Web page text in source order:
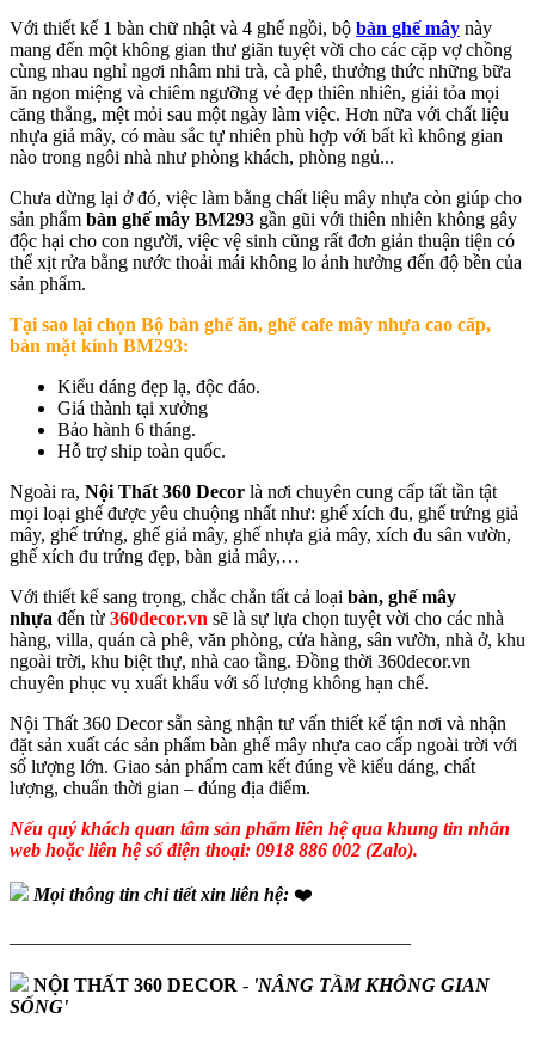
Với thiết kế 1 bàn chữ nhật và 4 ghế ngồi, bộ bàn ghế mây này
mang đến một không gian thư giãn tuyệt vời cho các cặp vợ chồng
cùng nhau nghỉ ngơi nhâm nhi trà, cà phê, thưởng thức những bữa
ăn ngon miệng và chiêm ngưỡng vẻ đẹp thiên nhiên, giải tỏa mọi
căng thẳng, mệt mỏi sau một ngày làm việc. Hơn nữa với chất liệu
nhựa giả mây, có màu sắc tự nhiên phù hợp với bất kì không gian
nào trong ngôi nhà như phòng khách, phòng ngủ...
Chưa dừng lại ở đó, việc làm bằng chất liệu mây nhựa còn giúp cho
sản phẩm bàn ghế mây BM293 gần gũi với thiên nhiên không gây
độc hại cho con người, việc vệ sinh cũng rất đơn giản thuận tiện có
thể xịt rửa bằng nước thoải mái không lo ảnh hưởng đến độ bền của
sản phẩm.
Tại sao lại chọn Bộ bàn ghế ăn, ghế cafe mây nhựa cao cấp,
bàn mặt kính BM293:
Kiểu dáng đẹp lạ, độc đáo.
Giá thành tại xưởng
Bảo hành 6 tháng.
Hỗ trợ ship toàn quốc.
Ngoài ra, Nội Thất 360 Decor là nơi chuyên cung cấp tất tần tật
mọi loại ghế được yêu chuộng nhất như: ghế xích đu, ghế trứng giả
mây, ghế trứng, ghế giả mây, ghế nhựa giả mây, xích đu sân vườn,
ghế xích đu trứng đẹp, bàn giả mây,…
Với thiết kế sang trọng, chắc chắn tất cả loại bàn, ghế mây
nhựa đến từ 360decor.vn sẽ là sự lựa chọn tuyệt vời cho các nhà
hàng, villa, quán cà phê, văn phòng, cửa hàng, sân vườn, nhà ở, khu
ngoài trời, khu biệt thự, nhà cao tầng. Đồng thời 360decor.vn
chuyên phục vụ xuất khẩu với số lượng không hạn chế.
Nội Thất 360 Decor sẵn sàng nhận tư vấn thiết kế tận nơi và nhận
đặt sản xuất các sản phẩm bàn ghế mây nhựa cao cấp ngoài trời với
số lượng lớn. Giao sản phẩm cam kết đúng về kiểu dáng, chất
lượng, chuẩn thời gian – đúng địa điểm.
Nếu quý khách quan tâm sản phẩm liên hệ qua khung tin nhắn
web hoặc liên hệ số điện thoại: 0918 886 002 (Zalo).
Mọi thông tin chi tiết xin liên hệ: ❤️
—————————————————————
NỘI THẤT 360 DECOR - 'NÂNG TẦM KHÔNG GIAN
SỐNG'